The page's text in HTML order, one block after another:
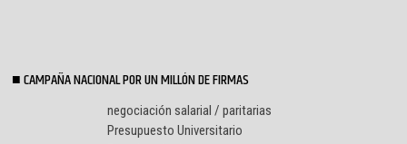
CAMPAÑA NACIONAL POR UN MILLÓN DE FIRMAS
negociación salarial / paritarias
Presupuesto Universitario